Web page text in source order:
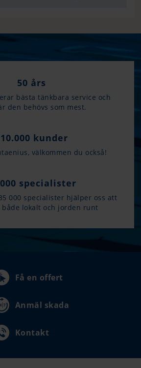
50 års
bästa tänkbara service och
den behövs som mest.
kunder
välkommen du också!
specialister
000 specialister hjälper oss att
både lokalt och jorden runt
Få en offert
Anmäl skada
Kontakt